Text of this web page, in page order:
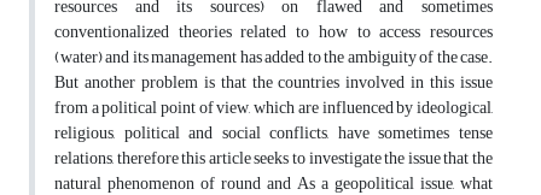
resources and its sources) on flawed and sometimes
conventionalized theories related to how to access resources
(water) and its management has added to the ambiguity of the case.
But another problem is that the countries involved in this issue
from a political point of view, which are influenced by ideological,
religious, political and social conflicts, have sometimes tense
relations, therefore this article seeks to investigate the issue that the
natural phenomenon of round and As a geopolitical issue, what